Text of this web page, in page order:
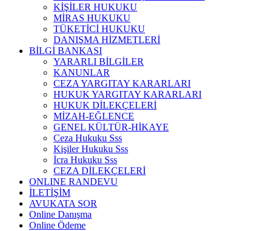
KİŞİLER HUKUKU
MİRAS HUKUKU
TÜKETİCİ HUKUKU
DANIŞMA HİZMETLERİ
BİLGİ BANKASI
YARARLI BİLGİLER
KANUNLAR
CEZA YARGITAY KARARLARI
HUKUK YARGITAY KARARLARI
HUKUK DİLEKÇELERİ
MİZAH-EĞLENCE
GENEL KÜLTÜR-HİKAYE
Ceza Hukuku Sss
Kişiler Hukuku Sss
İcra Hukuku Sss
CEZA DİLEKÇELERİ
ONLINE RANDEVU
İLETİŞİM
AVUKATA SOR
Online Danışma
Online Ödeme